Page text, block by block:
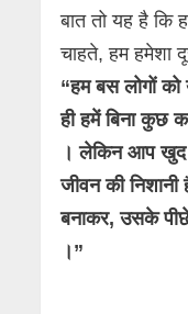
बात तो यह है कि
चाहते, हम हमेशा
“हम बस लोगों को
ही हमें बिना कुछ
। लेकिन आप खुद
जीवन की निशानी
बनाकर, उसके
।”